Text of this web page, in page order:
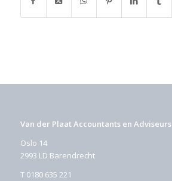
Van der Plaat Accountants en Adviseurs
Oslo 14
2993 LD Barendrecht
T 0180 635 221